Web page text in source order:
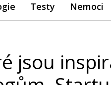
Testy Nemoci
jsou